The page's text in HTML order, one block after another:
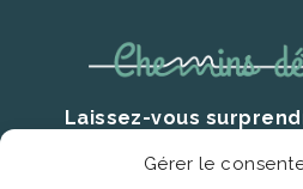
Gérer le
Laissez-vous
territoire